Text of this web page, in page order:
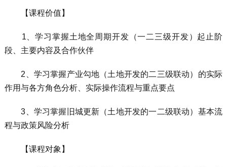
【课程价值】
1、学习掌握土地全周期开发（一二三级开发）起止阶
段、主要内容及合作伙伴
2、学习掌握产业勾地（土地开发的二三级联动）的实际
作用与各方角色分析、实际操作流程与重点要点
3、学习掌握旧城更新（土地开发的一二级联动）基本流
程与政策风险分析
【课程对象】